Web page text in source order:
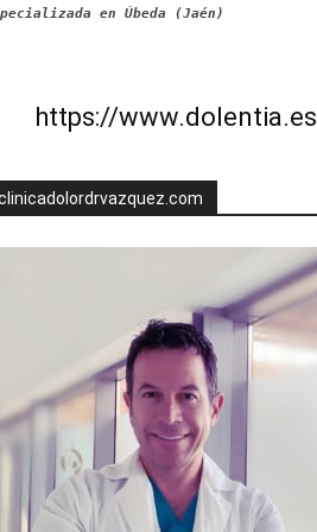
en Úbeda (Jaén)
https://www.dolentia.es